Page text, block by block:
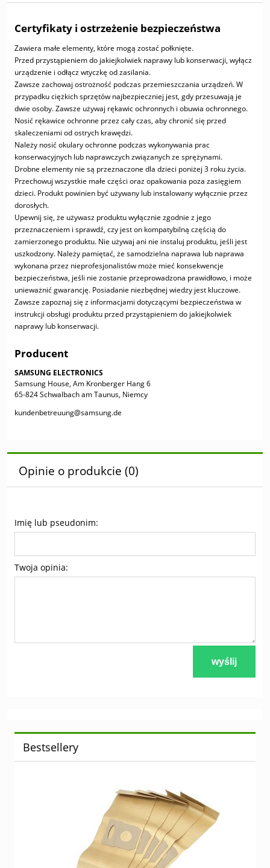
Certyfikaty i ostrzeżenie bezpieczeństwa
Zawiera małe elementy, które mogą zostać połknięte.
Przed przystąpieniem do jakiejkolwiek naprawy lub konserwacji, wyłącz
urządzenie i odłącz wtyczkę od zasilania.
Zawsze zachowaj ostrożność podczas przemieszczania urządzeń. W
przypadku ciężkich sprzętów najbezpieczniej jest, gdy przesuwają je
dwie osoby. Zawsze używaj rękawic ochronnych i obuwia ochronnego.
Nosić rękawice ochronne przez cały czas, aby chronić się przed
skaleczeniami od ostrych krawędzi.
Należy nosić okulary ochronne podczas wykonywania prac
konserwacyjnych lub naprawczych związanych ze sprężynami.
Drobne elementy nie są przeznaczone dla dzieci poniżej 3 roku życia.
Przechowuj wszystkie małe części oraz opakowania poza zasięgiem
dzieci. Produkt powinien być używany lub instalowany wyłącznie przez
dorosłych.
Upewnij się, że używasz produktu wyłącznie zgodnie z jego
przeznaczeniem i sprawdź, czy jest on kompatybilną częścią do
zamierzonego produktu. Nie używaj ani nie instaluj produktu, jeśli jest
uszkodzony. Należy pamiętać, że samodzielna naprawa lub naprawa
wykonana przez nieprofesjonalistów może mieć konsekwencje
bezpieczeństwa, jeśli nie zostanie przeprowadzona prawidłowo, i może
unieważnić gwarancję. Posiadanie niezbędnej wiedzy jest kluczowe.
Zawsze zapoznaj się z informacjami dotyczącymi bezpieczeństwa w
instrukcji obsługi produktu przed przystąpieniem do jakiejkolwiek
naprawy lub konserwacji.
Producent
SAMSUNG ELECTRONICS
Samsung House, Am Kronberger Hang 6
65-824 Schwalbach am Taunus, Niemcy
kundenbetreuung@samsung.de
Opinie o produkcie (0)
Imię lub pseudonim:
Twoja opinia:
wyślij
Bestsellery